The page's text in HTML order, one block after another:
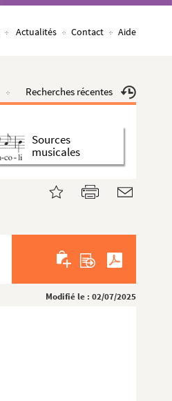
Actualités Contact Aide
Recherches récentes
Sources
musicales
Modifié le : 02/07/2025